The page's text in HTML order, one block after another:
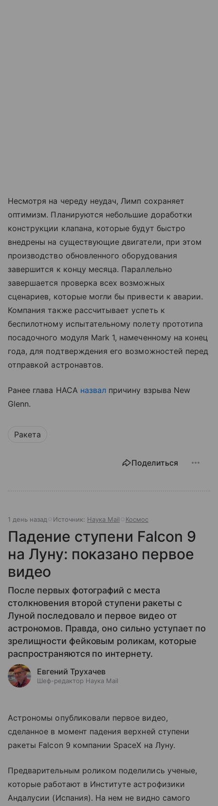
Несмотря на череду неудач, Лимп сохраняет
оптимизм. Планируются небольшие доработки
конструкции клапана, которые будут быстро
внедрены на существующие двигатели, при этом
производство обновленного оборудования
завершится к концу месяца. Параллельно
завершается проверка всех возможных
сценариев, которые могли бы привести к аварии.
Компания также рассчитывает успеть к
беспилотному испытательному полету прототипа
посадочного модуля Mark 1, намеченному на конец
года, для подтверждения его возможностей перед
отправкой астронавтов.
Ранее глава НАСА назвал причину взрыва New
Glenn.
Ракета
Поделиться
1 день назад Источник: Наука Mail Космос
Падение ступени Falcon 9
на Луну: показано первое
видео
После первых фотографий с места
столкновения второй ступени ракеты с
Луной последовало и первое видео от
астрономов. Правда, оно сильно уступает по
зрелищности фейковым роликам, которые
распространяются по интернету.
Евгений Трухачев
Шеф-редактор Наука Mail
Астрономы опубликовали первое видео,
сделанное в момент падения верхней ступени
ракеты Falcon 9 компании SpaceX на Луну.
Предварительным роликом поделились ученые,
которые работают в Институте астрофизики
Андалусии (Испания). На нем не видно самого